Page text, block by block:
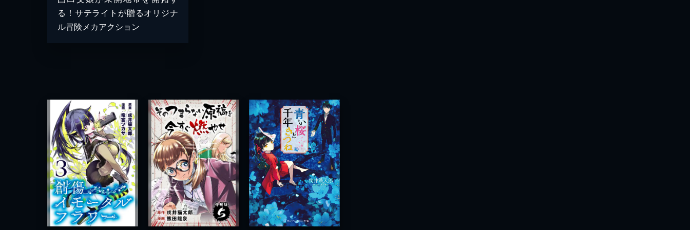
る！サテライトが贈るオリジナ
ル冒険メカアクション